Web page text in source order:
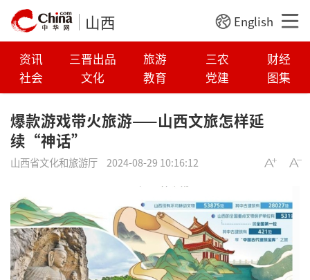
山西 English
资讯 三晋出品 旅游 三农
财经
社会
文化 教育 党建 图集
爆款游戏带火旅游——山西文旅怎样延
续“神话”
山西省文化和旅游厅 2024-08-29 10:16:12